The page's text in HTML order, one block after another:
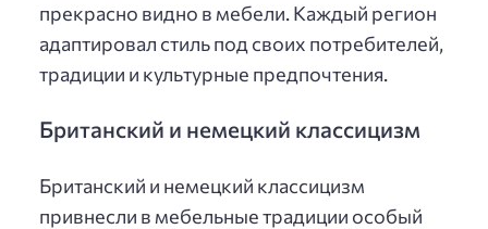
прекрасно видно в мебели. Каждый регион
адаптировал стиль под своих потребителей,
традиции и культурные предпочтения.
Британский и немецкий классицизм
Британский и немецкий классицизм
привнесли в мебельные традиции особый